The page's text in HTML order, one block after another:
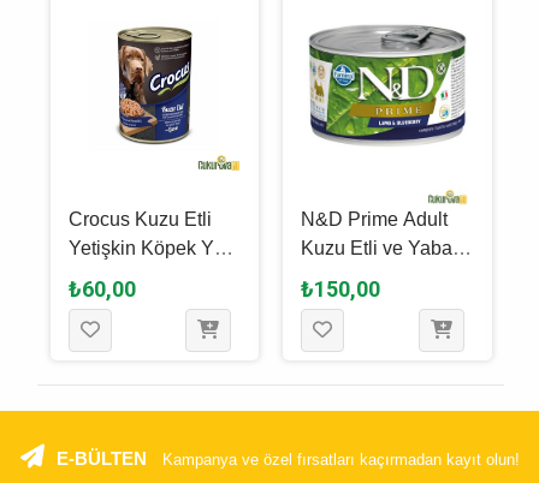
Crocus Kuzu Etli
Yetişkin Köpek Yaş
Maması 400 Gr
₺60,00
N&D Prime Adult
Kuzu Etli ve Yaban
Mersinli Yetişkin
Köpek Yaş Maması
140 Gr
₺150,00
E-BÜLTEN Kampanya ve özel fırsatları kaçırmadan kayıt olun!